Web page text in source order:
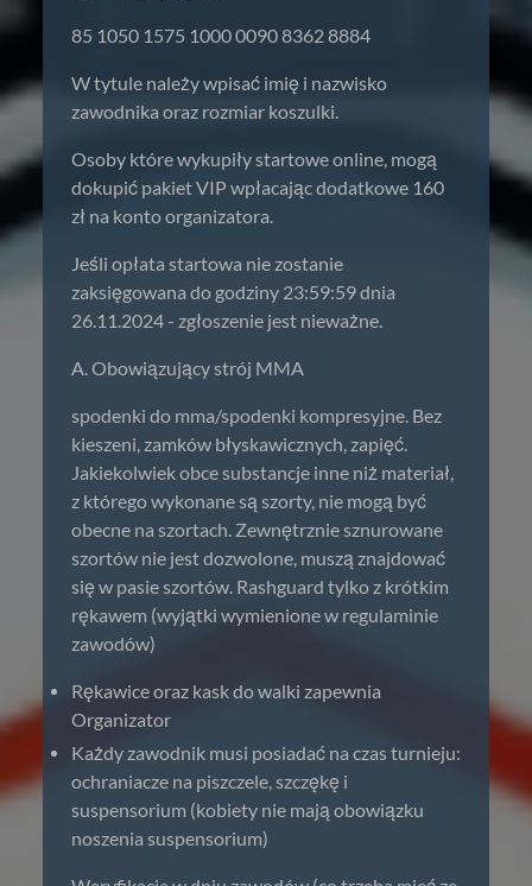
85 1050 1575 1000 0090 8362 8884
W tytule należy wpisać imię i nazwisko
zawodnika oraz rozmiar koszulki.
Osoby które wykupiły startowe online, mogą
dokupić pakiet VIP wpłacając dodatkowe 160
zł na konto organizatora.
Jeśli opłata startowa nie zostanie
zaksięgowana do godziny 23:59:59 dnia
26.11.2024 - zgłoszenie jest nieważne.
A. Obowiązujący strój MMA
spodenki do mma/spodenki kompresyjne. Bez
kieszeni, zamków błyskawicznych, zapięć.
Jakiekolwiek obce substancje inne niż materiał,
z którego wykonane są szorty, nie mogą być
obecne na szortach. Zewnętrznie sznurowane
szortów nie jest dozwolone, muszą znajdować
się w pasie szortów. Rashguard tylko z krótkim
rękawem (wyjątki wymienione w regulaminie
zawodów)
Rękawice oraz kask do walki zapewnia
Organizator
Każdy zawodnik musi posiadać na czas turnieju:
ochraniacze na piszczele, szczękę i
suspensorium (kobiety nie mają obowiązku
noszenia suspensorium)